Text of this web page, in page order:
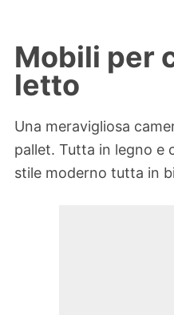
Mobili per
letto
Una meravigliosa
pallet. Tutta in legno e
stile moderno tutta in